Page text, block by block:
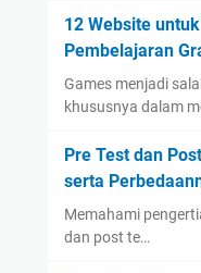
12 Website
Pembelajaran
Games menjadi
khususnya dalam
Pre Test dan
serta
Memahami
dan post te…